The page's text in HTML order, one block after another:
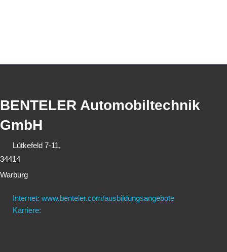
BENTELER Automobiltechnik
GmbH
Lütkefeld 7-11,
34414
Warburg
Internet: www.benteler.com/ausbildungsangebote
Karriere: